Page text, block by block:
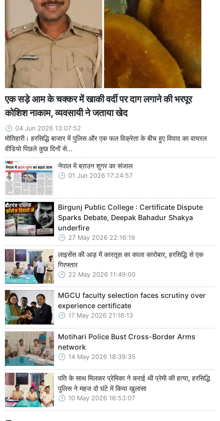
एक सड़े आम के चक्कर में खाकी वर्दी पर दाग लगाने की भरपूर
कोशिश नाकाम, व्यवसायी ने जताया खेद
04 Jun 2026 13:07:52
मोतिहारी। हरसिद्धि बाजार में पुलिस और एक फल विक्रेता के बीच हुए विवाद का वायरल
वीडियो पिछले कुछ दिनों से...
नेपाल में ब्राउन शुगर का संजाल
01 Jun 2026 17:24:57
Birgunj Public College : Certificate Dispute
Sparks Debate, Deepak Bahadur Shakya
underfire
27 May 2026 22:16:19
लाइसेंस की आड़ में कारतूस का काला कारोबार, हरसिद्धि से एक
गिरफ्तार
22 May 2026 11:49:00
MGCU faculty selection faces scrutiny over
experience certificate
17 May 2026 21:16:13
Motihari Police Bust Cross-Border Arms
network
14 May 2026 18:39:35
पति के साथ मिलकर प्रेमिका ने कराई थी प्रेमी की हत्या, हरसिद्धि
पुलिस ने महज दो घंटे में किया खुलासा
10 May 2026 16:53:07